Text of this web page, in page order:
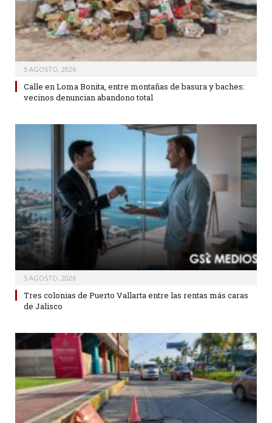
5 AGOSTO, 2026
Calle en Loma Bonita, entre montañas de basura y baches:
vecinos denuncian abandono total
5 AGOSTO, 2026
Tres colonias de Puerto Vallarta entre las rentas más caras
de Jalisco